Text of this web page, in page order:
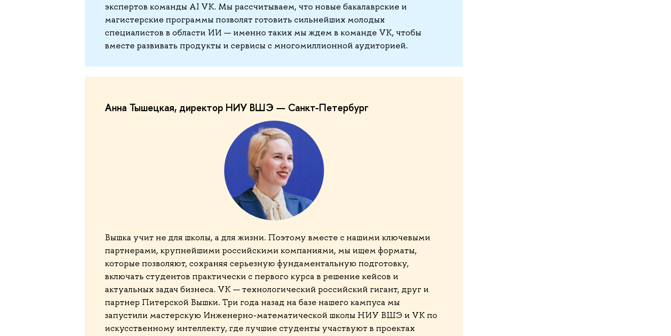
экспертов команды AI VK. Мы рассчитываем, что новые бакалаврские и
магистерские программы позволят готовить сильнейших молодых
специалистов в области ИИ — именно таких мы ждем в команде VK, чтобы
вместе развивать продукты и сервисы с многомиллионной аудиторией.
Анна Тышецкая, директор НИУ ВШЭ — Санкт-Петербург
Вышка учит не для школы, а для жизни. Поэтому вместе с нашими ключевыми
партнерами, крупнейшими российскими компаниями, мы ищем форматы,
которые позволяют, сохраняя серьезную фундаментальную подготовку,
включать студентов практически с первого курса в решение кейсов и
актуальных задач бизнеса. VK — технологический российский гигант, друг и
партнер Питерской Вышки. Три года назад на базе нашего кампуса мы
запустили мастерскую Инженерно-математической школы НИУ ВШЭ и VK по
искусственному интеллекту, где лучшие студенты участвуют в проектах